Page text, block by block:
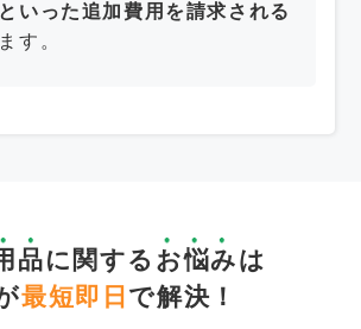
いった追加費用を請求される
す。
品に関する お悩みは
最短即日 で解決！